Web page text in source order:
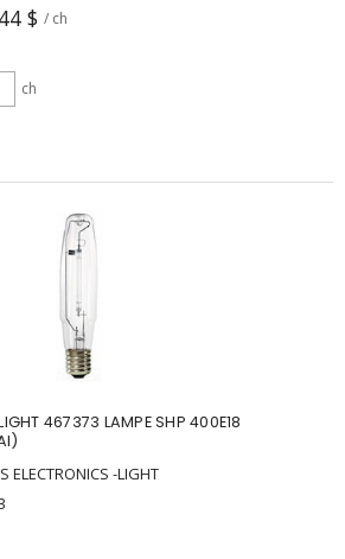
$ / ch
ch
467373 LAMPE SHP 400E18
ELECTRONICS -LIGHT